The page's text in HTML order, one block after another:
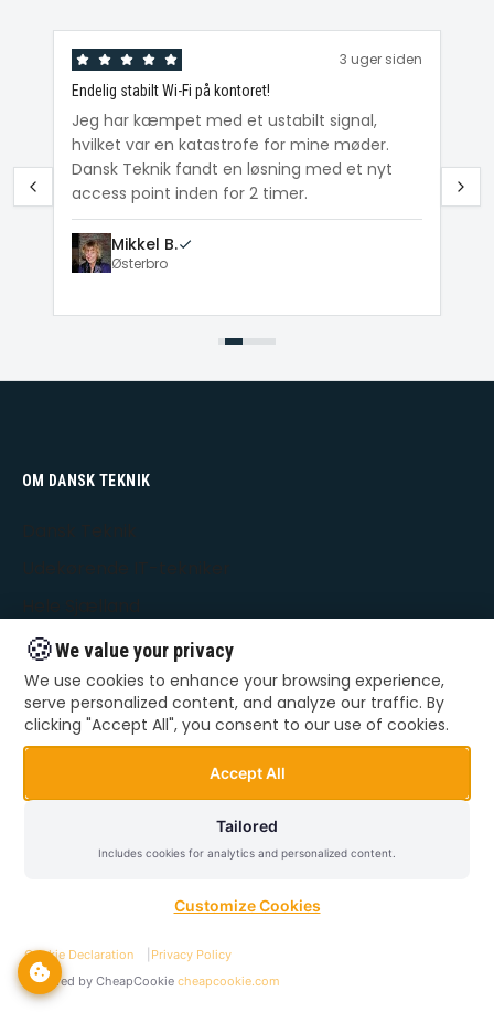
3 uger siden
Endelig stabilt Wi-Fi på kontoret!
Jeg har kæmpet med et ustabilt signal,
hvilket var en katastrofe for mine møder.
Dansk Teknik fandt en løsning med et nyt
access point inden for 2 timer.
Mikkel B.
Østerbro
OM DANSK TEKNIK
KONTAKT
66 55 22 48
kontakt@danskteknik.dk
Hele Sjælland
Bestil hjælp
🍪We value your privacy
We use cookies to enhance your browsing experience,
serve personalized content, and analyze our traffic. By
clicking "Accept All", you consent to our use of cookies.
Accept All
Tailored
Includes cookies for analytics and personalized content.
Customize Cookies
Cookie Declaration
Privacy Policy
Powered by CheapCookiecheapcookie.com